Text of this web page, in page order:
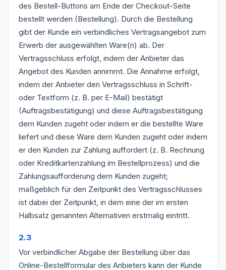
des Bestell-Buttons am Ende der Checkout-Seite
bestellt werden (Bestellung). Durch die Bestellung
gibt der Kunde ein verbindliches Vertragsangebot zum
Erwerb der ausgewählten Ware(n) ab. Der
Vertragsschluss erfolgt, indem der Anbieter das
Angebot des Kunden annimmt. Die Annahme erfolgt,
indem der Anbieter den Vertragsschluss in Schrift-
oder Textform (z. B. per E-Mail) bestätigt
(Auftragsbestätigung) und diese Auftragsbestätigung
dem Kunden zugeht oder indem er die bestellte Ware
liefert und diese Ware dem Kunden zugeht oder indem
er den Kunden zur Zahlung auffordert (z. B. Rechnung
oder Kreditkartenzahlung im Bestellprozess) und die
Zahlungsaufforderung dem Kunden zugeht;
maßgeblich für den Zeitpunkt des Vertragsschlusses
ist dabei der Zeitpunkt, in dem eine der im ersten
Halbsatz genannten Alternativen erstmalig eintritt.
2.3
Vor verbindlicher Abgabe der Bestellung über das
Online-Bestellformular des Anbieters kann der Kunde